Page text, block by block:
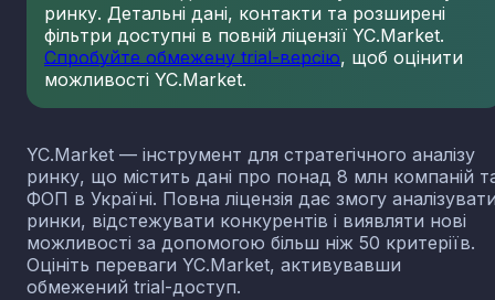
ринку. Детальні дані, контакти та розширені
фільтри доступні в повній ліцензії YC.Market.
Спробуйте обмежену trial-версію, щоб оцінити
можливості YC.Market.
YC.Market — інструмент для стратегічного аналізу
ринку, що містить дані про понад 8 млн компаній
ФОП в Україні. Повна ліцензія дає змогу
ринки, відстежувати конкурентів і виявляти нові
можливості за допомогою більш ніж 50 критеріїв.
Оцініть переваги YC.Market, активувавши
обмежений trial-доступ.
23.13 Виробництво порожнистого скла
23.14 Виробництво скловолокна
23.19 Виробництво й оброблення інших скляних
23.31 Виробництво керамічних плиток і плит
23.32 Виробництво цегли, черепиці та інших
виробів із випаленої глини
23.41
Виробництво господарських і декоративних
керамічних виробів
23.42
Виробництво керамічних санітарно-технічних